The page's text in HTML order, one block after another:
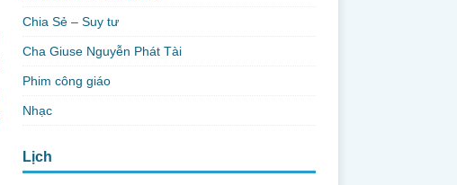
Chia Sẻ – Suy tư
Cha Giuse Nguyễn Phát Tài
Phim công giáo
Nhạc
Lịch